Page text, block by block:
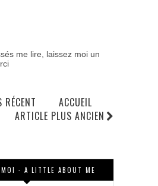
me lire, laissez moi un
ARTICLE PLUS ANCIEN
ACCUEIL
- A LITTLE ABOUT ME